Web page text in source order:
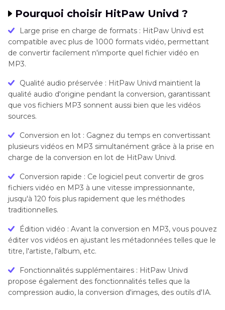
Pourquoi choisir HitPaw Univd ?
Large prise en charge de formats : HitPaw Univd est
compatible avec plus de 1000 formats vidéo, permettant
de convertir facilement n'importe quel fichier vidéo en
MP3.
Qualité audio préservée : HitPaw Univd maintient la
qualité audio d'origine pendant la conversion, garantissant
que vos fichiers MP3 sonnent aussi bien que les vidéos
sources.
Conversion en lot : Gagnez du temps en convertissant
plusieurs vidéos en MP3 simultanément grâce à la prise en
charge de la conversion en lot de HitPaw Univd.
Conversion rapide : Ce logiciel peut convertir de gros
fichiers vidéo en MP3 à une vitesse impressionnante,
jusqu'à 120 fois plus rapidement que les méthodes
traditionnelles.
Édition vidéo : Avant la conversion en MP3, vous pouvez
éditer vos vidéos en ajustant les métadonnées telles que le
titre, l'artiste, l'album, etc.
Fonctionnalités supplémentaires : HitPaw Univd
propose également des fonctionnalités telles que la
compression audio, la conversion d'images, des outils d'IA.